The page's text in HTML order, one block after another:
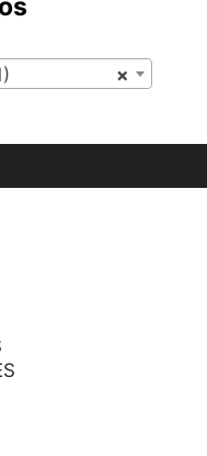
×